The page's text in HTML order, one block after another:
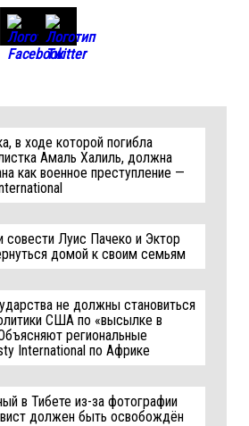
в ходе которой погибла
Амаль Халиль, должна
как военное преступление —
совести Луис Пачеко и Эктор
домой к своим семьям
не должны становиться
США по «высылке в
региональные
International по Африке
в Тибете из-за фотографии
должен быть освобождён